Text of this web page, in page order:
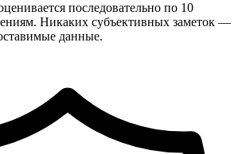
последовательно по 10
Никаких субъективных заметок —
данные.